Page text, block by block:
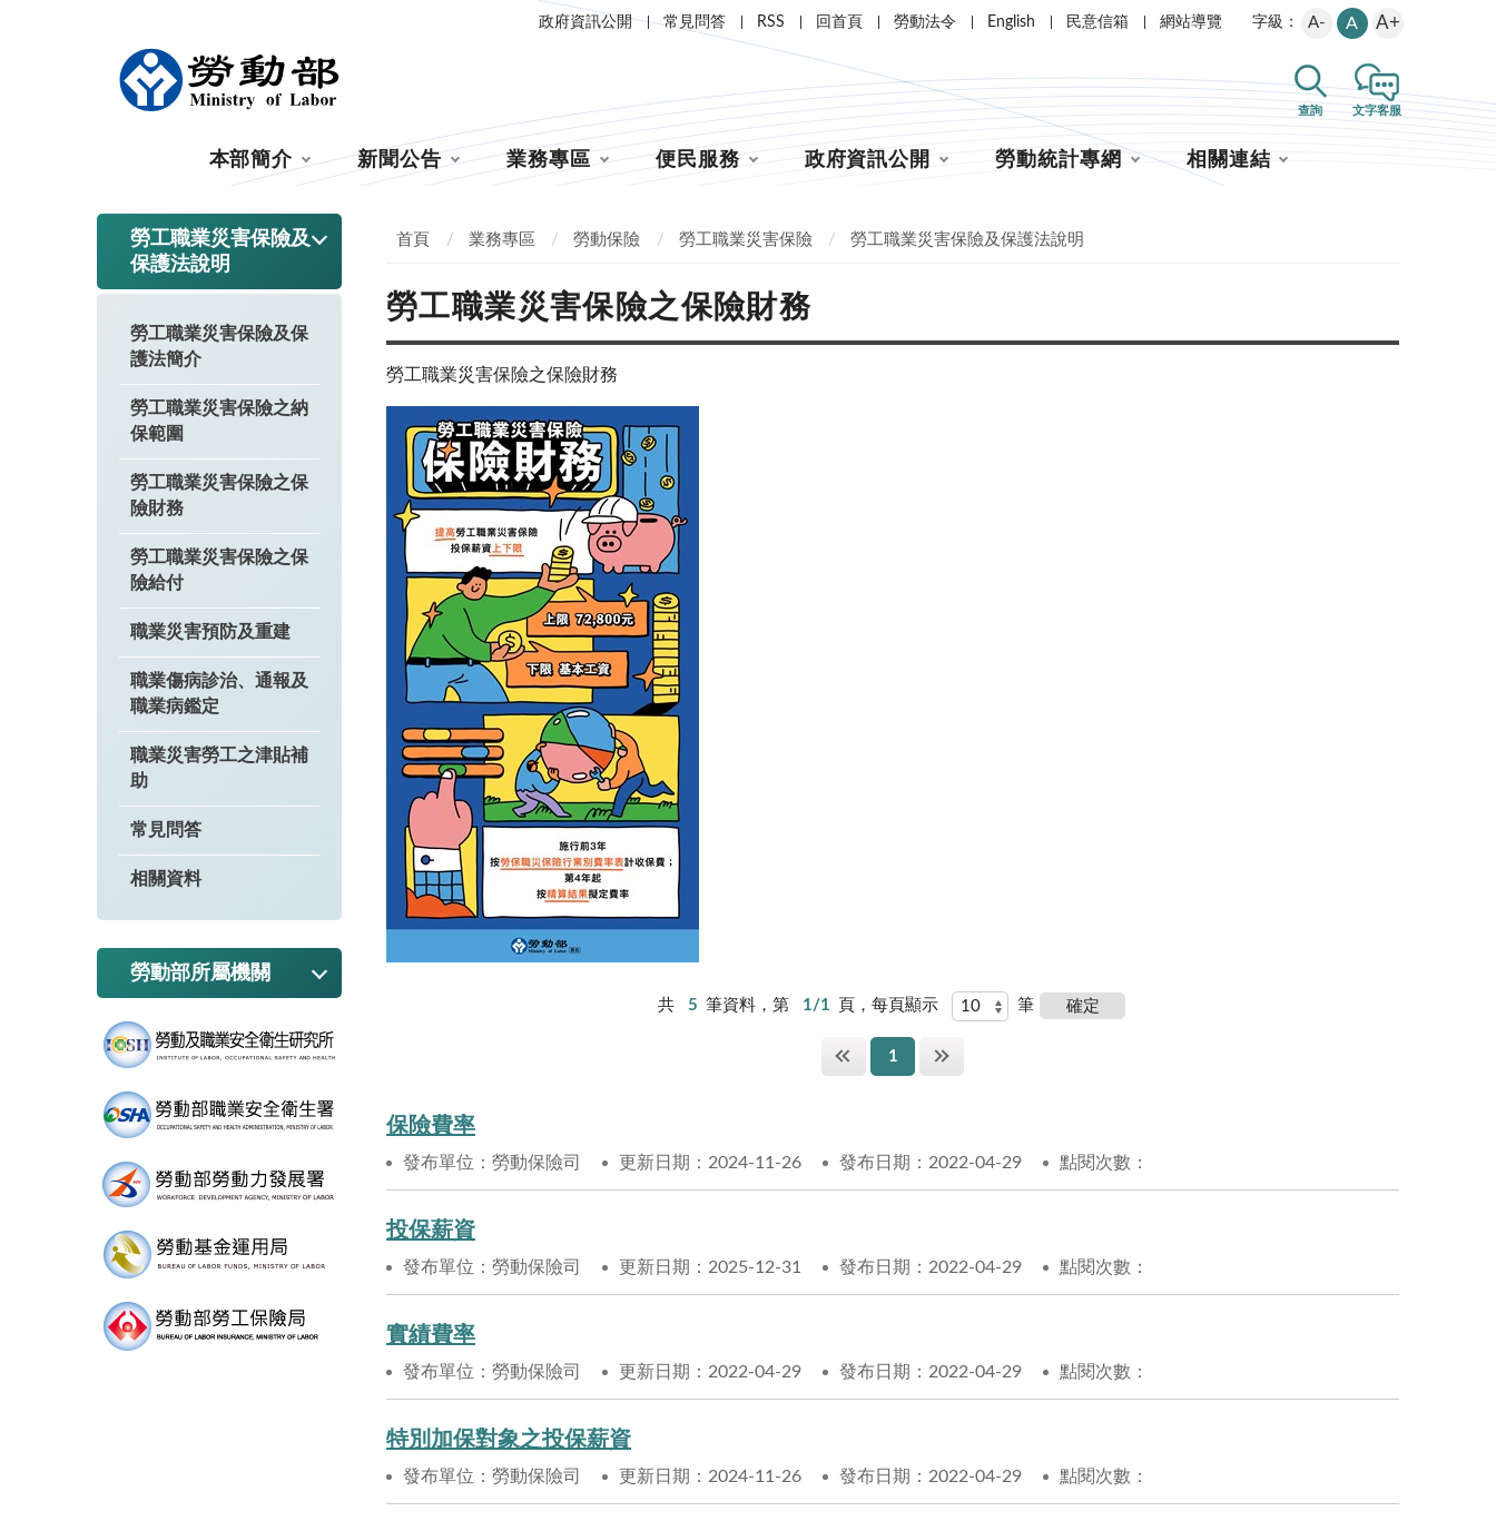
政府資訊公開 常見問答 RSS 回首頁 勞動法令 English 民意信箱 網站導覽 字級： A- A A+
查詢 文字客服
本部簡介 新聞公告 業務專區 便民服務 政府資訊公開 勞動統計專網 相關連結
勞工職業災害保險及
保護法說明
勞工職業災害保險及保
護法簡介
勞工職業災害保險之納
保範圍
勞工職業災害保險之保
險財務
勞工職業災害保險之保
險給付
職業災害預防及重建
職業傷病診治、通報及
職業病鑑定
職業災害勞工之津貼補
助
常見問答
相關資料
勞動部所屬機關
首頁 業務專區 勞動保險 勞工職業災害保險 勞工職業災害保險及保護法說明
勞工職業災害保險之保險財務
勞工職業災害保險之保險財務
共 5 筆資料，第 1/1 頁，每頁顯示 筆
1
保險費率
發布單位：勞動保險司 更新日期：2024-11-26 發布日期：2022-04-29 點閱次數：
投保薪資
發布單位：勞動保險司 更新日期：2025-12-31 發布日期：2022-04-29 點閱次數：
實績費率
發布單位：勞動保險司 更新日期：2022-04-29 發布日期：2022-04-29 點閱次數：
特別加保對象之投保薪資
發布單位：勞動保險司 更新日期：2024-11-26 發布日期：2022-04-29 點閱次數：